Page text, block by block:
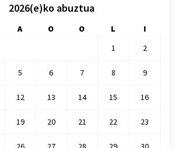
2026(e)ko abuztua
A O O L
I
1
2
5 6 7 8 9
12 13 14 15 16
19 20 21 22 23